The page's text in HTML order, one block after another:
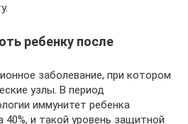
ребенку после
заболевание, при котором
узлы. В период
иммунитет ребенка
и такой уровень защитной